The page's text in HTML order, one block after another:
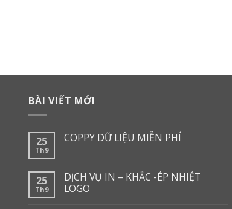
BÀI VIẾT MỚI
25
Th9
COPPY DỮ LIỆU MIỄN PHÍ
25
Th9
DỊCH VỤ IN – KHẮC -ÉP NHIỆT
LOGO